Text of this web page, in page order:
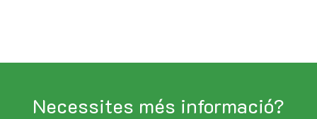
Necessites més informació?